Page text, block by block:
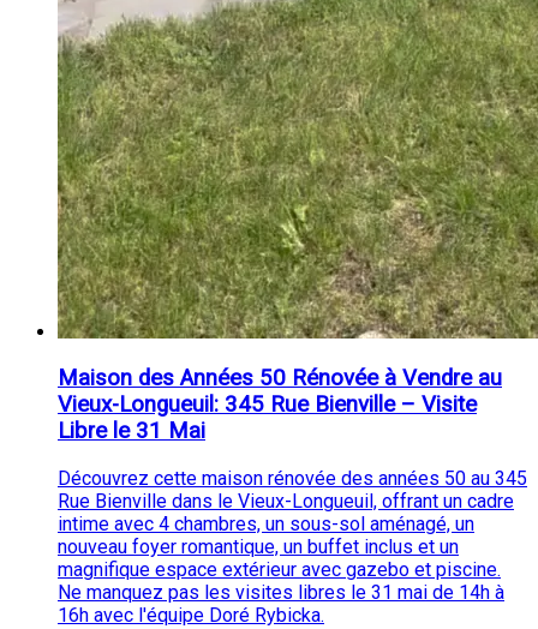
Maison des Années 50 Rénovée à Vendre au
Vieux-Longueuil: 345 Rue Bienville – Visite
Libre le 31 Mai
Découvrez cette maison rénovée des années 50 au 345
Rue Bienville dans le Vieux-Longueuil, offrant un cadre
intime avec 4 chambres, un sous-sol aménagé, un
nouveau foyer romantique, un buffet inclus et un
magnifique espace extérieur avec gazebo et piscine.
Ne manquez pas les visites libres le 31 mai de 14h à
16h avec l'équipe Doré Rybicka.